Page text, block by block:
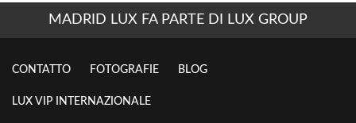
MADRID LUX FA PARTE DI LUX GROUP
CONTATTO FOTOGRAFIE BLOG
LUX VIP INTERNAZIONALE